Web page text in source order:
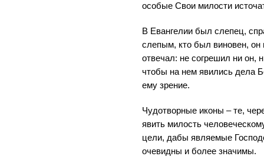
особые Свои милости
В Евангелии был слепец,
слепым, кто был виновен, он
отвечал: не согрешил ни он,
чтобы на нем явились дела
ему зрение.
Чудотворные иконы – те,
явить милость
цели, дабы являемые
очевидны и более значимы.